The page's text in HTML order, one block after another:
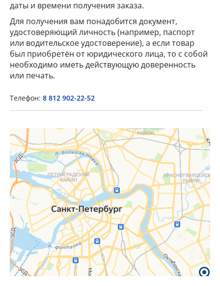
даты и времени получения заказа.
Для получения вам понадобится документ,
удостоверяющий личность (например, паспорт
или водительское удостоверение), а если товар
был приобретён от юридического лица, то с собой
необходимо иметь действующую доверенность
или печать.
Телефон: 8 812 902-22-52
Popup Title
Popup Content